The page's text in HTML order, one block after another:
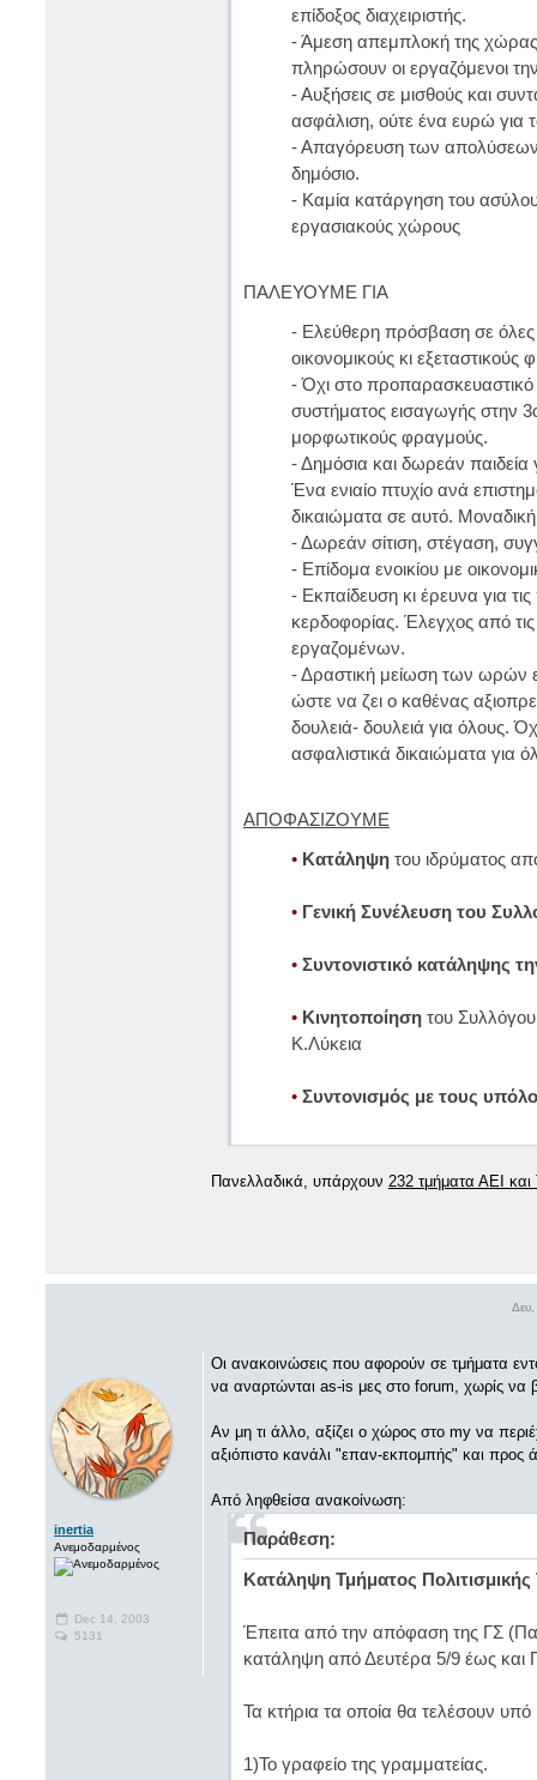
επίδοξος διαχειριστής.
- Άμεση απεμπλοκή της
πληρώσουν οι εργαζόμενοι
- Αυξήσεις σε μισθούς και
ασφάλιση, ούτε ένα ευρώ για
- Απαγόρευση των
δημόσιο.
- Καμία κατάργηση του
εργασιακούς χώρους
ΠΑΛΕΥΟΥΜΕ ΓΙΑ
- Ελεύθερη πρόσβαση σε όλες
οικονομικούς κι εξεταστικούς
- Όχι στο προπαρασκευαστικό
συστήματος εισαγωγής στην
μορφωτικούς φραγμούς.
- Δημόσια και δωρεάν
Ένα ενιαίο πτυχίο ανά
δικαιώματα σε αυτό.
- Δωρεάν σίτιση, στέγαση,
- Επίδομα ενοικίου με
- Εκπαίδευση κι έρευνα για
κερδοφορίας. Έλεγχος από
εργαζομένων.
- Δραστική μείωση των ωρών
ώστε να ζει ο καθένας
δουλειά- δουλειά για όλους.
ασφαλιστικά δικαιώματα για
ΑΠΟΦΑΣΙΖΟΥΜE
• Κατάληψη του ιδρύματος
• Γενική Συνέλευση του
• Συντονιστικό κατάληψης
• Κινητοποίηση του
Κ.Λύκεια
• Συντονισμός με τους
Πανελλαδικά, υπάρχουν 232 τμήματα ΑΕΙ
inertia
Ανεμοδαρμένος
Dec 14, 2003
5131
Οι ανακοινώσεις που αφορούν σε τμήματα
να αναρτώνται as-is μες στο forum, χωρίς να
Αν μη τι άλλο, αξίζει ο χώρος στο my να
αξιόπιστο κανάλι "επαν-εκπομπής" και προς
Από ληφθείσα ανακοίνωση:
Παράθεση:
Κατάληψη Τμήματος Πολιτισμικής
Έπειτα από την απόφαση της ΓΣ
κατάληψη από Δευτέρα 5/9 έως και
Τα κτήρια τα οποία θα τελέσουν υπό
1)Το γραφείο της γραμματείας.